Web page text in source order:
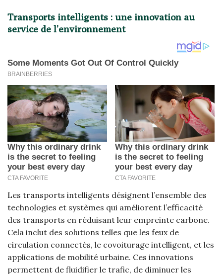
Transports intelligents : une innovation au
service de l’environnement
Les transports intelligents désignent l’ensemble des
technologies et systèmes qui améliorent l’efficacité
des transports en réduisant leur empreinte carbone.
Cela inclut des solutions telles que les feux de
circulation connectés, le covoiturage intelligent, et les
applications de mobilité urbaine. Ces innovations
permettent de fluidifier le trafic, de diminuer les